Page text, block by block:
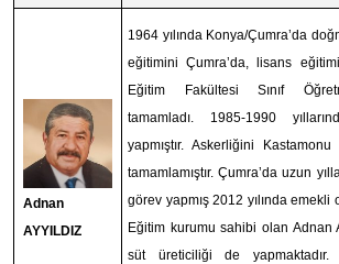
Adnan
AYYILDIZ
1964 yılında Konya/Çumra’da
eğitimini Çumra’da, lisans
Eğitim Fakültesi Sınıf
tamamladı. 1985-1990
yapmıştır. Askerliğini
tamamlamıştır. Çumra’da uzun
görev yapmış 2012 yılında emekli
Eğitim kurumu sahibi olan Adnan
süt üreticiliği de